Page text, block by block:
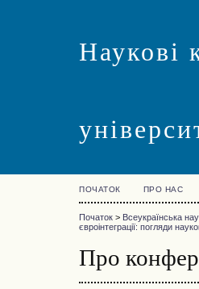
Наукові
ПОЧАТОК ПРО НАС
Початок > Всеукраїнська
євроінтеграції: погляди
Про